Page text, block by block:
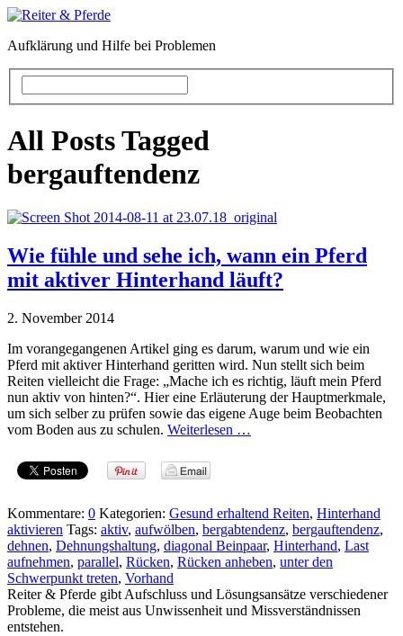
Aufklärung und Hilfe bei Problemen
All Posts Tagged
bergauftendenz
Wie fühle und sehe ich, wann ein Pferd
mit aktiver Hinterhand läuft?
2. November 2014
Im vorangegangenen Artikel ging es darum, warum und wie ein
Pferd mit aktiver Hinterhand geritten wird. Nun stellt sich beim
Reiten vielleicht die Frage: „Mache ich es richtig, läuft mein Pferd
nun aktiv von hinten?“. Hier eine Erläuterung der Hauptmerkmale,
um sich selber zu prüfen sowie das eigene Auge beim Beobachten
vom Boden aus zu schulen. Weiterlesen …
Kommentare: 0 Kategorien: Gesund erhaltend Reiten, Hinterhand
aktivieren Tags: aktiv, aufwölben, bergabtendenz, bergauftendenz,
dehnen, Dehnungshaltung, diagonal Beinpaar, Hinterhand, Last
aufnehmen, parallel, Rücken, Rücken anheben, unter den
Schwerpunkt treten, Vorhand
Reiter & Pferde gibt Aufschluss und Lösungsansätze verschiedener
Probleme, die meist aus Unwissenheit und Missverständnissen
entstehen.